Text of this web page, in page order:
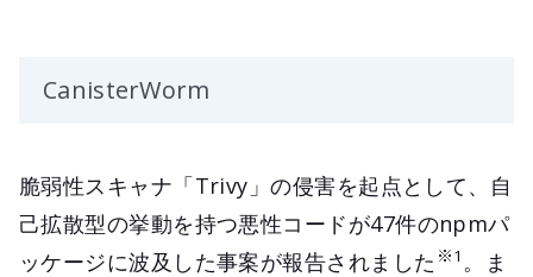
CanisterWorm
脆弱性スキャナ「Trivy」の侵害を起点として、自
己拡散型の挙動を持つ悪性コードが47件のnpmパ
ッケージに波及した事案が報告されました ※1 。ま